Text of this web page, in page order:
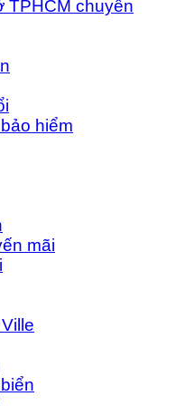
TPHCM chuyên
hiểm
mãi